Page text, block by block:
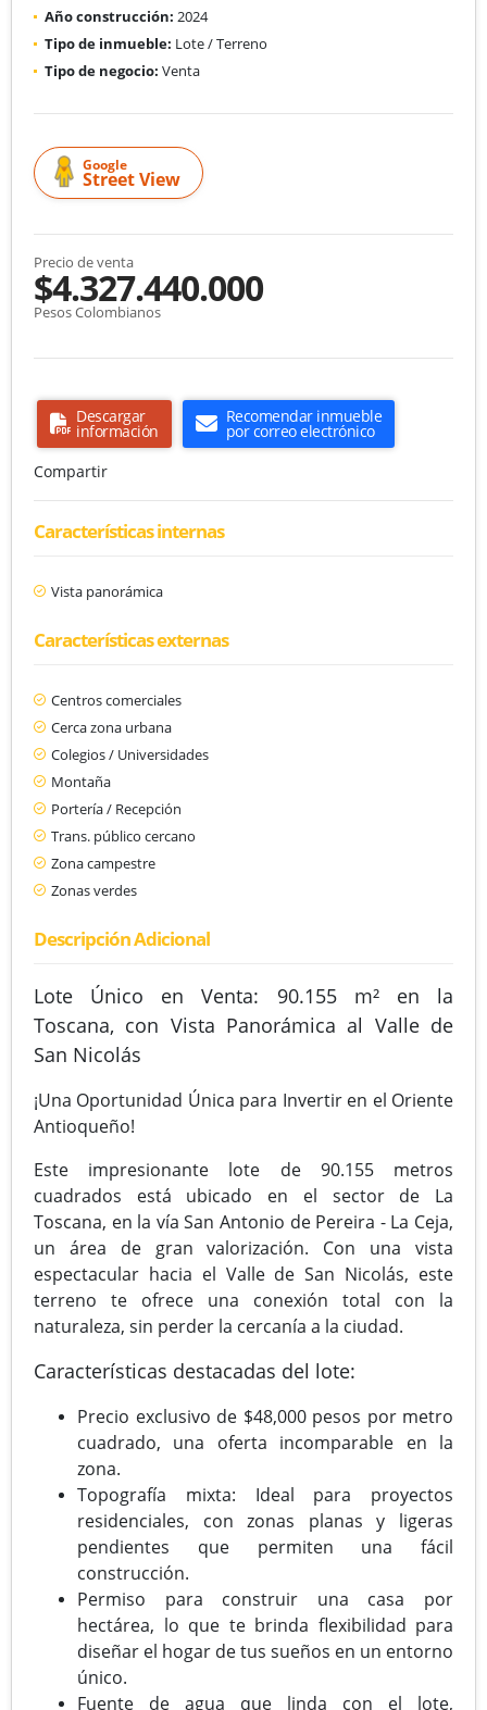
Año construcción: 2024
Tipo de inmueble: Lote / Terreno
Tipo de negocio: Venta
Google
Street View
Precio de venta
$4.327.440.000
Pesos Colombianos
Descargar
información
Recomendar inmueble
por correo electrónico
Compartir
Características internas
Vista panorámica
Características externas
Centros comerciales
Cerca zona urbana
Colegios / Universidades
Montaña
Portería / Recepción
Trans. público cercano
Zona campestre
Zonas verdes
Descripción Adicional
Lote Único en Venta: 90.155 m² en la
Toscana, con Vista Panorámica al Valle de
San Nicolás
¡Una Oportunidad Única para Invertir en el Oriente
Antioqueño!
Este impresionante lote de 90.155 metros
cuadrados está ubicado en el sector de La
Toscana, en la vía San Antonio de Pereira - La Ceja,
un área de gran valorización. Con una vista
espectacular hacia el Valle de San Nicolás, este
terreno te ofrece una conexión total con la
naturaleza, sin perder la cercanía a la ciudad.
Características destacadas del lote:
Precio exclusivo de $48,000 pesos por metro
cuadrado, una oferta incomparable en la
zona.
Topografía mixta: Ideal para proyectos
residenciales, con zonas planas y ligeras
pendientes que permiten una fácil
construcción.
Permiso para construir una casa por
hectárea, lo que te brinda flexibilidad para
diseñar el hogar de tus sueños en un entorno
único.
Fuente de agua que linda con el lote,